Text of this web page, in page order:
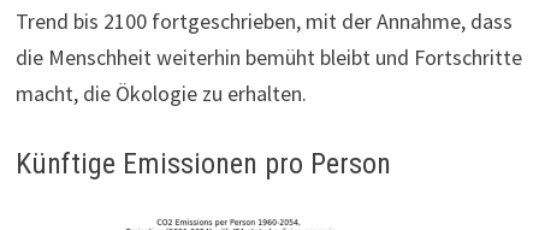
Trend bis 2100 fortgeschrieben, mit der Annahme, dass
die Menschheit weiterhin bemüht bleibt und Fortschritte
macht, die Ökologie zu erhalten.
Künftige Emissionen pro Person